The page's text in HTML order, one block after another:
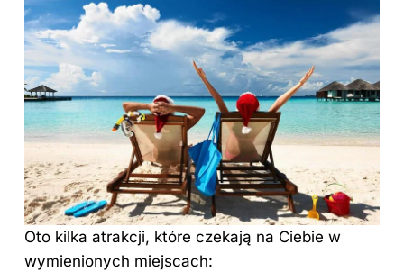
Oto kilka atrakcji, które czekają na Ciebie w
wymienionych miejscach: